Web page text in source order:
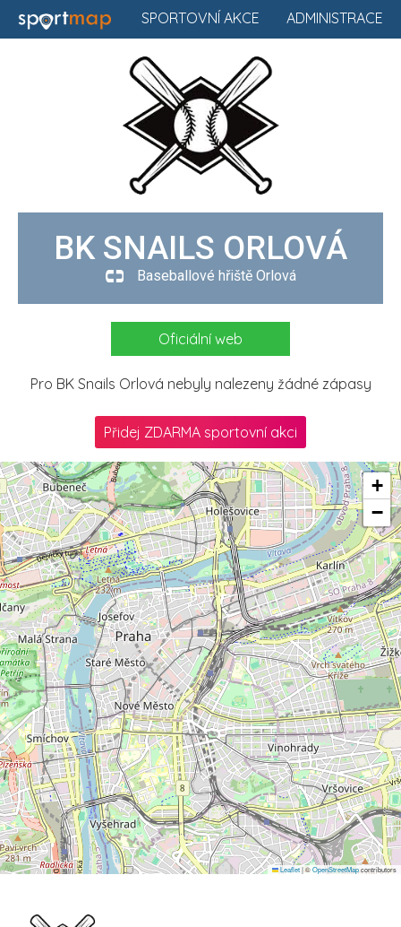
ADMINISTRACE
SPORTOVNÍ AKCE
BK SNAILS ORLOVÁ
Baseballové hřiště Orlová
Oficiální web
Pro BK Snails Orlová nebyly nalezeny žádné zápasy
Přidej ZDARMA sportovní akci
+
−
Leaflet|©OpenStreetMapcontributors